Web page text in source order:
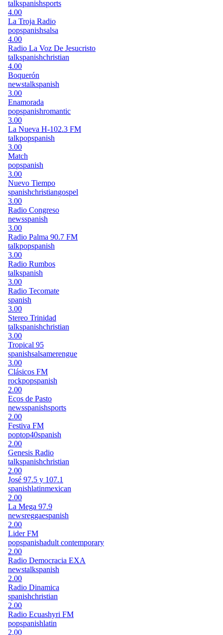
talkspanishsports
4.00
La Troja Radio
popspanishsalsa
4.00
Radio La Voz De Jesucristo
talkspanishchristian
4.00
Boquerón
newstalkspanish
3.00
Enamorada
popspanishromantic
3.00
La Nueva H-102.3 FM
talkpopspanish
3.00
Match
popspanish
3.00
Nuevo Tiempo
spanishchristiangospel
3.00
Radio Congreso
newsspanish
3.00
Radio Palma 90.7 FM
talkpopspanish
3.00
Radio Rumbos
talkspanish
3.00
Radio Tecomate
spanish
3.00
Stereo Trinidad
talkspanishchristian
3.00
Tropical 95
spanishsalsamerengue
3.00
Clásicos FM
rockpopspanish
2.00
Ecos de Pasto
newsspanishsports
2.00
Festiva FM
poptop40spanish
2.00
Genesis Radio
talkspanishchristian
2.00
José 97.5 y 107.1
spanishlatinmexican
2.00
La Mega 97.9
newsreggaespanish
2.00
Lider FM
popspanishadult contemporary
2.00
Radio Democracia EXA
newstalkspanish
2.00
Radio Dinamica
spanishchristian
2.00
Radio Ecuashyri FM
popspanishlatin
2.00